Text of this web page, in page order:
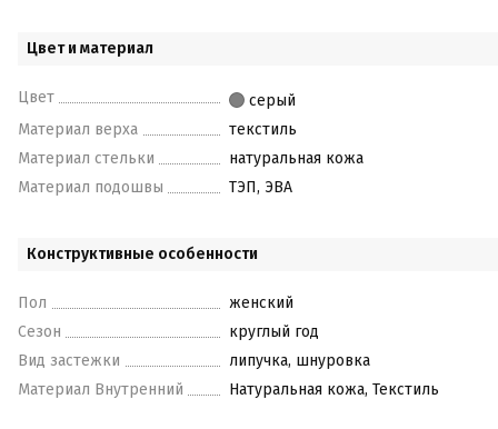
Цвет и материал
Цвет
серый
Материал верха
текстиль
Материал стельки
натуральная кожа
Материал подошвы
ТЭП, ЭВА
Конструктивные особенности
Пол
женский
Сезон
круглый год
Вид застежки
липучка, шнуровка
Материал Внутренний
Натуральная кожа, Текстиль